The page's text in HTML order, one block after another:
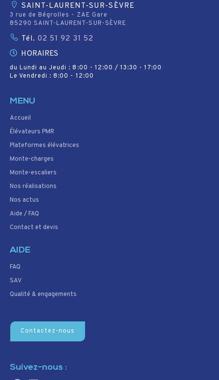
SAINT-LAURENT-SUR-SÈVRE
3 rue de Bégrolles - ZAE Gare
85290 SAINT-LAURENT-SUR-SÈVRE
Tél. 02 51 92 31 52
HORAIRES
du Lundi au Jeudi : 8:00 - 12:00 / 13:30 - 17:00
Le Vendredi : 8:00 - 12:00
MENU
Accueil
Élévateurs PMR
Plateformes élévatrices
Monte-charges
Monte-escaliers
Nos réalisations
Nos actus
Aide / FAQ
Contact et devis
AIDE
FAQ
SAV
Qualité & engagements
Contactez-nous
Suivez-nous :